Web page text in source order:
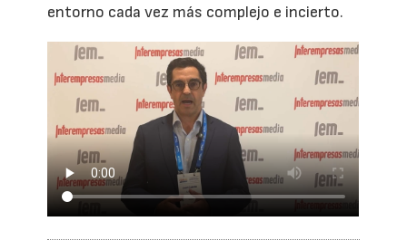
entorno cada vez más complejo e incierto.